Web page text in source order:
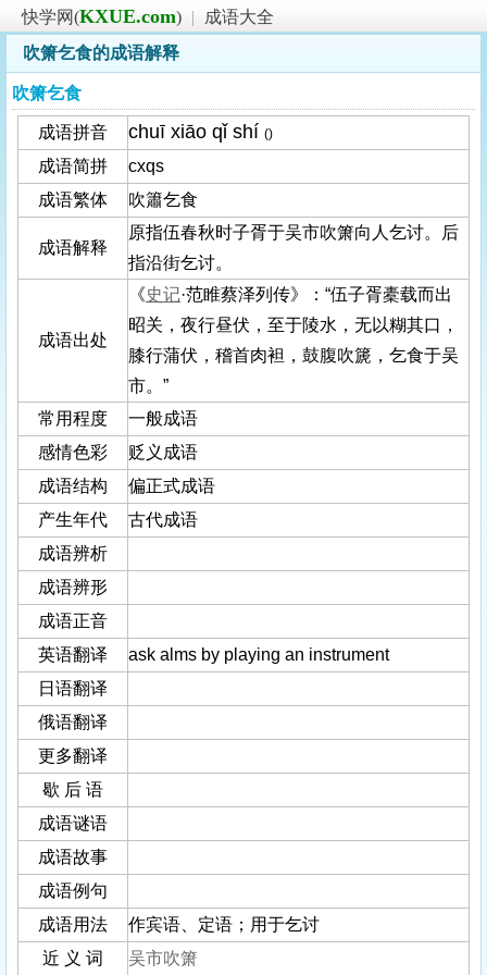
快学网(KXUE.com) |
成语大全
吹箫乞食的成语解释
吹箫乞食
成语拼音 chuī xiāo qǐ shí ()
成语简拼
cxqs
成语繁体
吹簫乞食
成语解释
原指伍春秋时子胥于吴市吹箫向人乞讨。后
指沿街乞讨。
成语出处
《史记·范睢蔡泽列传》：“伍子胥橐载而出
昭关，夜行昼伏，至于陵水，无以糊其口，
膝行蒲伏，稽首肉袒，鼓腹吹篪，乞食于吴
市。”
常用程度
一般成语
感情色彩
贬义成语
成语结构
偏正式成语
产生年代
古代成语
成语辨析
成语辨形
成语正音
英语翻译
ask alms by playing an instrument
日语翻译
俄语翻译
更多翻译
歇 后 语
成语谜语
成语故事
成语例句
成语用法
作宾语、定语；用于乞讨
近 义 词
吴市吹箫